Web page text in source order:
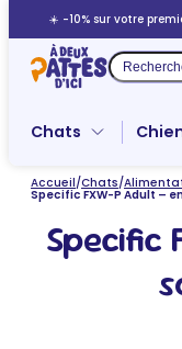
au
contenu
☀️ -10% sur votre
Chats
Accueil/Chats/
Specific FXW-P Adult –
Specific